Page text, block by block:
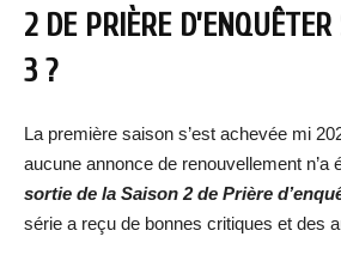
2 DE PRIÈRE
3 ?
La première saison s’est achevée mi
aucune annonce de renouvellement n’a
sortie de la Saison 2 de Prière
série a reçu de bonnes critiques et des